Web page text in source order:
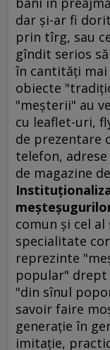
dar şi-ar fi
prin tîrg, sau
gîndit serios
în cantităţi mai
obiecte
"meşterii" au
cu leaflet-uri,
de prezentare
telefon,
de magazine
comun şi cel
specialitate
reprezinte
popular"
"din sînul
savoir faire
generaţie în
imitaţie,